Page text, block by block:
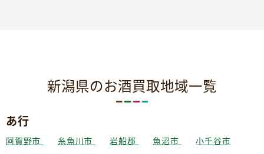
新潟県のお酒買取地域一覧
あ行
阿賀野市 糸魚川市 岩船郡 魚沼市 小千谷市